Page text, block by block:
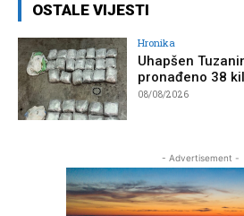
OSTALE VIJESTI
Hronika
Uhapšen
pronađeno 38
08/08/2026
- Advertisement -